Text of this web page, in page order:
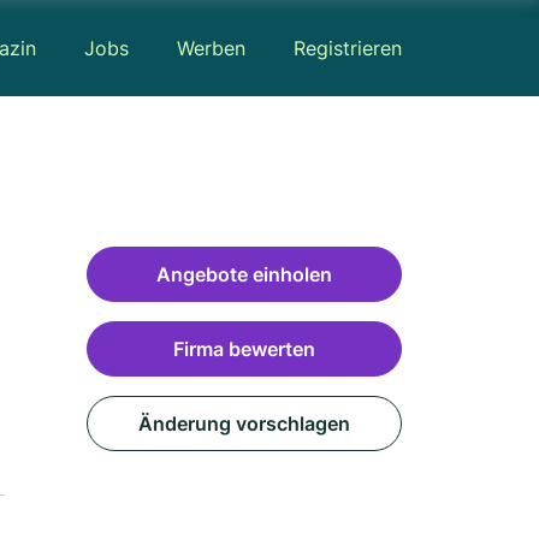
Jobs Werben Registrieren
Angebote einholen
Firma bewerten
Änderung vorschlagen